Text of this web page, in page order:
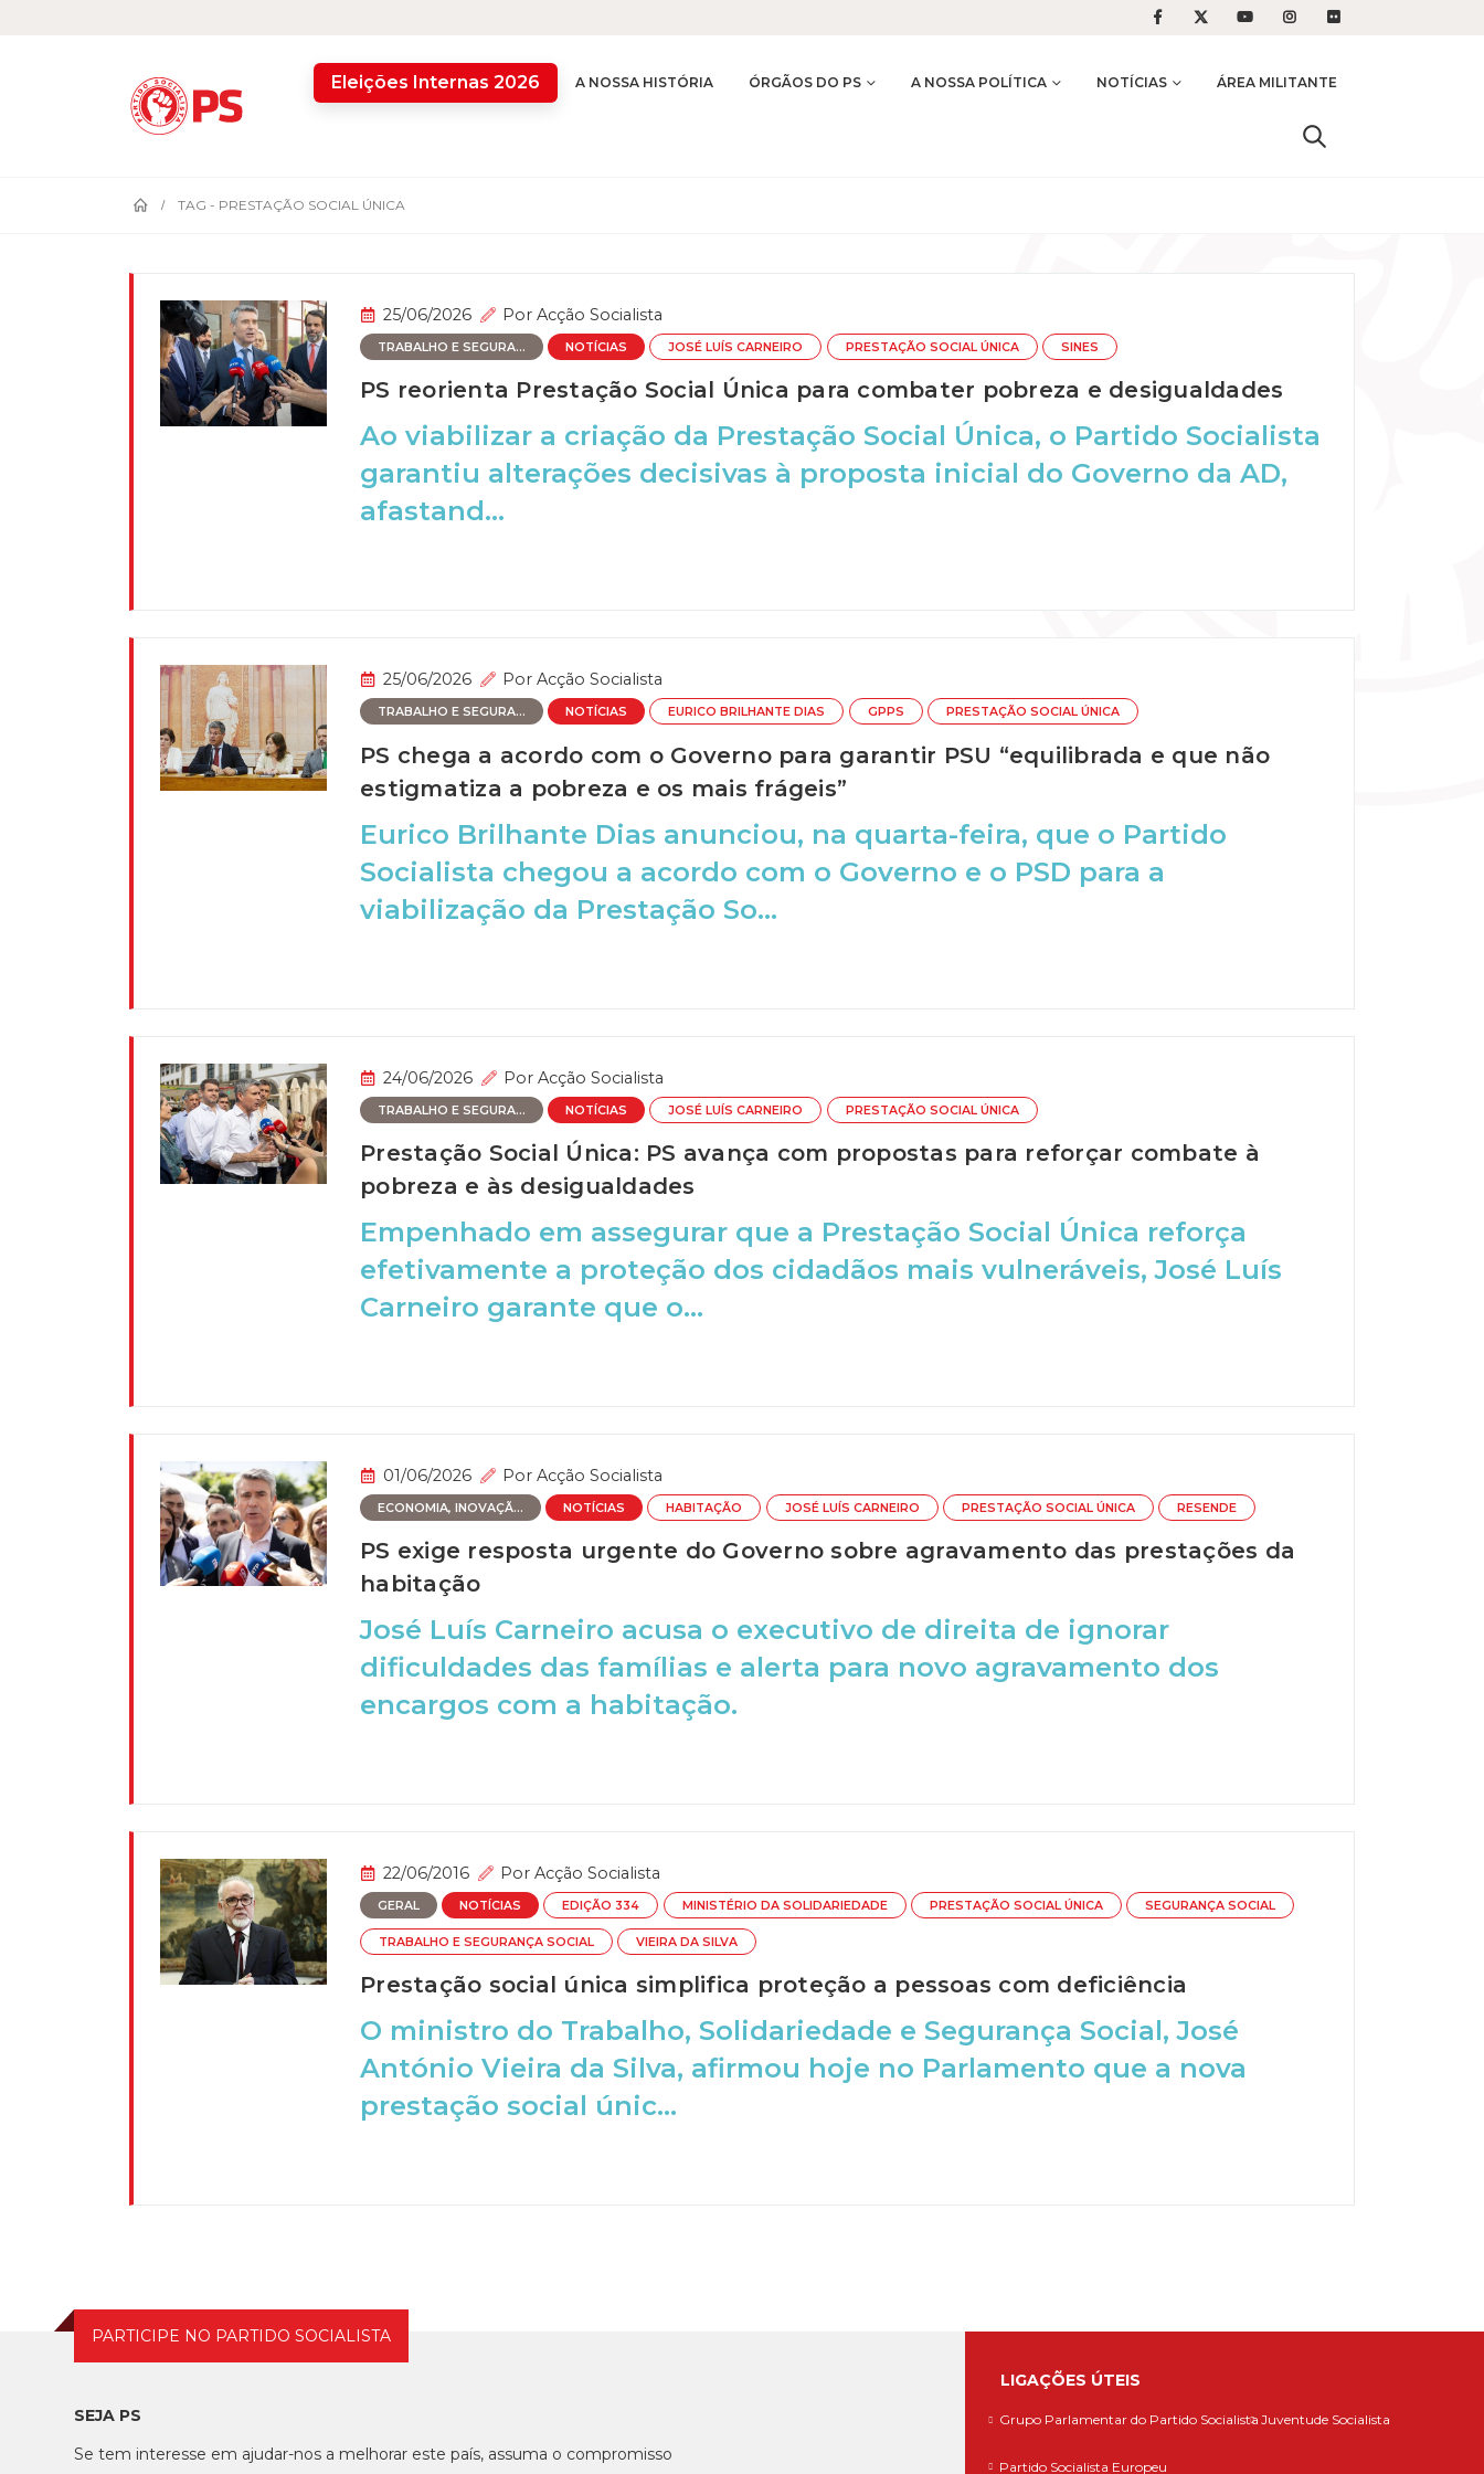
Eleições Internas 2026 A NOSSA HISTÓRIA ÓRGÃOS DO PS A NOSSA POLÍTICA NOTÍCIAS ÁREA MILITANTE
TAG - PRESTAÇÃO SOCIAL ÚNICA
25/06/2026 Por Acção Socialista
TRABALHO E SEGURA... NOTÍCIAS JOSÉ LUÍS CARNEIRO PRESTAÇÃO SOCIAL ÚNICA SINES
PS reorienta Prestação Social Única para combater pobreza e desigualdades
Ao viabilizar a criação da Prestação Social Única, o Partido Socialista
garantiu alterações decisivas à proposta inicial do Governo da AD,
afastand...
25/06/2026 Por Acção Socialista
TRABALHO E SEGURA... NOTÍCIAS EURICO BRILHANTE DIAS GPPS PRESTAÇÃO SOCIAL ÚNICA
PS chega a acordo com o Governo para garantir PSU “equilibrada e que não
estigmatiza a pobreza e os mais frágeis”
Eurico Brilhante Dias anunciou, na quarta-feira, que o Partido
Socialista chegou a acordo com o Governo e o PSD para a
viabilização da Prestação So...
24/06/2026 Por Acção Socialista
TRABALHO E SEGURA... NOTÍCIAS JOSÉ LUÍS CARNEIRO PRESTAÇÃO SOCIAL ÚNICA
Prestação Social Única: PS avança com propostas para reforçar combate à
pobreza e às desigualdades
Empenhado em assegurar que a Prestação Social Única reforça
efetivamente a proteção dos cidadãos mais vulneráveis, José Luís
Carneiro garante que o...
01/06/2026 Por Acção Socialista
ECONOMIA, INOVAÇÃ... NOTÍCIAS HABITAÇÃO JOSÉ LUÍS CARNEIRO PRESTAÇÃO SOCIAL ÚNICA RESENDE
PS exige resposta urgente do Governo sobre agravamento das prestações da
habitação
José Luís Carneiro acusa o executivo de direita de ignorar
dificuldades das famílias e alerta para novo agravamento dos
encargos com a habitação.
22/06/2016 Por Acção Socialista
GERAL NOTÍCIAS EDIÇÃO 334 MINISTÉRIO DA SOLIDARIEDADE PRESTAÇÃO SOCIAL ÚNICA SEGURANÇA SOCIAL
TRABALHO E SEGURANÇA SOCIAL VIEIRA DA SILVA
Prestação social única simplifica proteção a pessoas com deficiência
O ministro do Trabalho, Solidariedade e Segurança Social, José
António Vieira da Silva, afirmou hoje no Parlamento que a nova
prestação social únic...
PARTICIPE NO PARTIDO SOCIALISTA
SEJA PS
Se tem interesse em ajudar-nos a melhorar este país, assuma o compromisso
LIGAÇÕES ÚTEIS
Grupo Parlamentar do Partido Socialista Juventude Socialista
Partido Socialista Europeu